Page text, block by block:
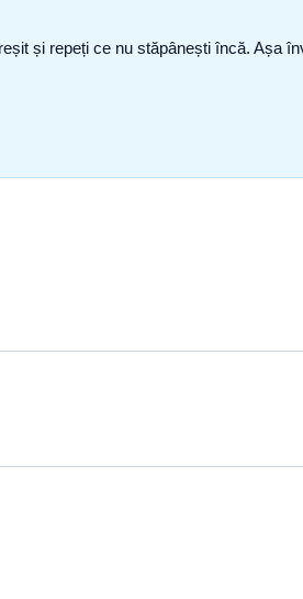
și repeți ce nu stăpânești încă. Așa